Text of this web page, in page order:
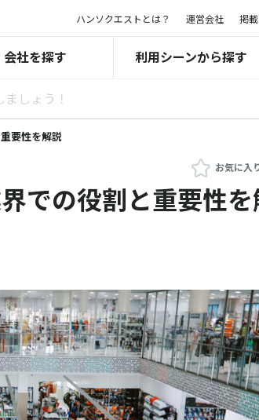
ハンソクエストとは？ 運営会社 掲
会社を探す 利用シーンから探す
要性を解説
お気に入
での役割と重要性を